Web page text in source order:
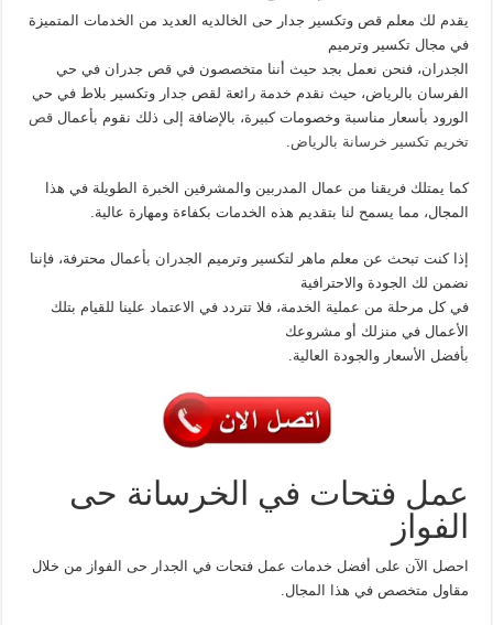
يقدم لك معلم قص وتكسير جدار حى الخالديه العديد من الخدمات المتميزة
في مجال تكسير وترميم
الجدران، فنحن نعمل بجد حيث أننا متخصصون في قص جدران في حي
الفرسان بالرياض، حيث نقدم خدمة رائعة لقص جدار وتكسير بلاط في حي
الورود بأسعار مناسبة وخصومات كبيرة، بالإضافة إلى ذلك نقوم بأعمالقص
تخريم تكسير خرسانة بالرياض.
كما يمتلك فريقنا من عمال المدربين والمشرفين الخبرة الطويلة في هذا
المجال، مما يسمح لنا بتقديم هذه الخدمات بكفاءة ومهارة عالية.
إذا كنت تبحث عن معلم ماهر لتكسير وترميم الجدران بأعمال محترفة، فإننا
نضمن لك الجودة والاحترافية
في كل مرحلة من عملية الخدمة، فلا تتردد في الاعتماد علينا للقيام بتلك
الأعمال في منزلك أو مشروعك
بأفضل الأسعار والجودة العالية.
عمل فتحات في الخرسانة حى
الفواز
احصل الآن على أفضل خدمات عمل فتحات في الجدار حى الفواز من خلال
مقاول متخصص في هذا المجال.